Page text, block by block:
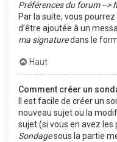
Préférences du forum -->
Par la suite, vous
d’être ajoutée à un
ma signaturedans le
Haut
Comment créer un
Il est facile de créer un
nouveau sujet ou la
sujet (si vous en avez les
Sondagesous la partie